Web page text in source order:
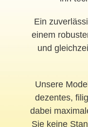
Ein
einem
und
Unsere
dezentes,
dabei
Sie keine